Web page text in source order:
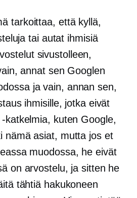
tarkoittaa, että kyllä,
tai autat ihmisiä
sivustolleen,
annat sen Googlen
ja vain, annan sen,
ihmisille, jotka eivät
katkelmia, kuten Google,
nämä asiat, mutta jos et
muodossa, he eivät
on arvostelu, ja sitten he
tähtiä hakukoneen